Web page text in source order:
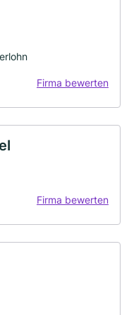
Firma bewerten
Firma bewerten